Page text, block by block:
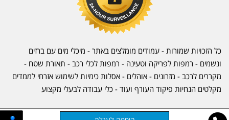
כל הזכויות שמורות - עמודים מומלצים באתר - מיכלי מים עם ברזים
ונשמים - רמפות לפריקה וטעינה - רמפות לכלי רכב - תאורת שטח -
מקררים לרכב - מזרונים - אוהלים - אסלות כימיות לשימוש אזרחי לממדים
מקלטים הנחיות פיקוד העורף ועוד - כלי עבודה לבעלי מקצוע